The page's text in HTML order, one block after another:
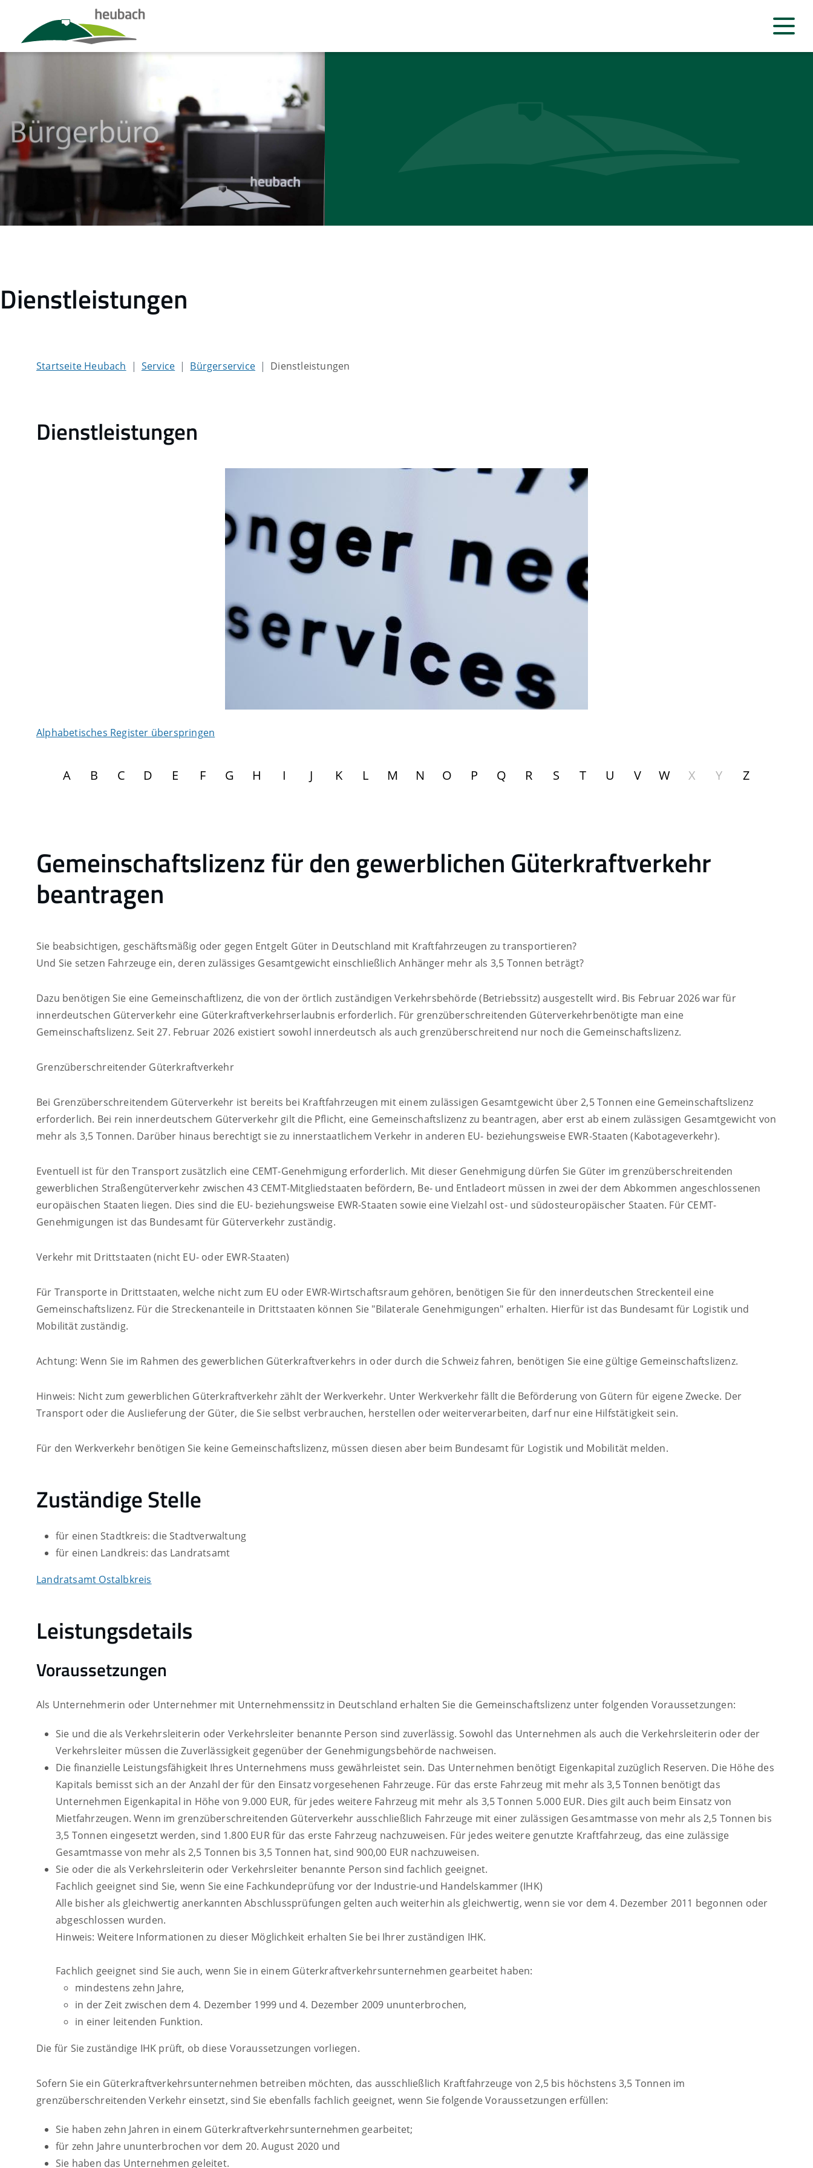
Dienstleistungen
Startseite Heubach Service Bürgerservice Dienstleistungen
Dienstleistungen
Alphabetisches Register überspringen
A B C D E F G H I J K L M N O P Q R S T U V W X Y Z
Gemeinschaftslizenz für den gewerblichen Güterkraftverkehr
beantragen
Sie beabsichtigen, geschäftsmäßig oder gegen Entgelt Güter in Deutschland mit Kraftfahrzeugen zu transportieren?
Und Sie setzen Fahrzeuge ein, deren zulässiges Gesamtgewicht einschließlich Anhänger mehr als 3,5 Tonnen beträgt?
Dazu benötigen Sie eine Gemeinschaftlizenz, die von der örtlich zuständigen Verkehrsbehörde (Betriebssitz) ausgestellt wird. Bis Februar 2026 war für
innerdeutschen Güterverkehr eine Güterkraftverkehrserlaubnis erforderlich. Für grenzüberschreitenden Güterverkehrbenötigte man eine
Gemeinschaftslizenz. Seit 27. Februar 2026 existiert sowohl innerdeutsch als auch grenzüberschreitend nur noch die Gemeinschaftslizenz.
Grenzüberschreitender Güterkraftverkehr
Bei Grenzüberschreitendem Güterverkehr ist bereits bei Kraftfahrzeugen mit einem zulässigen Gesamtgewicht über 2,5 Tonnen eine Gemeinschaftslizenz
erforderlich. Bei rein innerdeutschem Güterverkehr gilt die Pflicht, eine Gemeinschaftslizenz zu beantragen, aber erst ab einem zulässigen Gesamtgewicht von
mehr als 3,5 Tonnen. Darüber hinaus berechtigt sie zu innerstaatlichem Verkehr in anderen EU- beziehungsweise EWR-Staaten (Kabotageverkehr).
Eventuell ist für den Transport zusätzlich eine CEMT-Genehmigung erforderlich. Mit dieser Genehmigung dürfen Sie Güter im grenzüberschreitenden
gewerblichen Straßengüterverkehr zwischen 43 CEMT-Mitgliedstaaten befördern, Be- und Entladeort müssen in zwei der dem Abkommen angeschlossenen
europäischen Staaten liegen. Dies sind die EU- beziehungsweise EWR-Staaten sowie eine Vielzahl ost- und südosteuropäischer Staaten. Für CEMT-
Genehmigungen ist das Bundesamt für Güterverkehr zuständig.
Verkehr mit Drittstaaten (nicht EU- oder EWR-Staaten)
Für Transporte in Drittstaaten, welche nicht zum EU oder EWR-Wirtschaftsraum gehören, benötigen Sie für den innerdeutschen Streckenteil eine
Gemeinschaftslizenz. Für die Streckenanteile in Drittstaaten können Sie "Bilaterale Genehmigungen" erhalten. Hierfür ist das Bundesamt für Logistik und
Mobilität zuständig.
Achtung: Wenn Sie im Rahmen des gewerblichen Güterkraftverkehrs in oder durch die Schweiz fahren, benötigen Sie eine gültige Gemeinschaftslizenz.
Hinweis: Nicht zum gewerblichen Güterkraftverkehr zählt der Werkverkehr. Unter Werkverkehr fällt die Beförderung von Gütern für eigene Zwecke. Der
Transport oder die Auslieferung der Güter, die Sie selbst verbrauchen, herstellen oder weiterverarbeiten, darf nur eine Hilfstätigkeit sein.
Für den Werkverkehr benötigen Sie keine Gemeinschaftslizenz, müssen diesen aber beim Bundesamt für Logistik und Mobilität melden.
Zuständige Stelle
für einen Stadtkreis: die Stadtverwaltung
für einen Landkreis: das Landratsamt
Landratsamt Ostalbkreis
Leistungsdetails
Voraussetzungen
Als Unternehmerin oder Unternehmer mit Unternehmenssitz in Deutschland erhalten Sie die Gemeinschaftslizenz unter folgenden Voraussetzungen:
Sie und die als Verkehrsleiterin oder Verkehrsleiter benannte Person sind zuverlässig. Sowohl das Unternehmen als auch die Verkehrsleiterin oder der
Verkehrsleiter müssen die Zuverlässigkeit gegenüber der Genehmigungsbehörde nachweisen.
Die finanzielle Leistungsfähigkeit Ihres Unternehmens muss gewährleistet sein. Das Unternehmen benötigt Eigenkapital zuzüglich Reserven. Die Höhe des
Kapitals bemisst sich an der Anzahl der für den Einsatz vorgesehenen Fahrzeuge. Für das erste Fahrzeug mit mehr als 3,5 Tonnen benötigt das
Unternehmen Eigenkapital in Höhe von 9.000 EUR, für jedes weitere Fahrzeug mit mehr als 3,5 Tonnen 5.000 EUR. Dies gilt auch beim Einsatz von
Mietfahrzeugen. Wenn im grenzüberschreitenden Güterverkehr ausschließlich Fahrzeuge mit einer zulässigen Gesamtmasse von mehr als 2,5 Tonnen bis
3,5 Tonnen eingesetzt werden, sind 1.800 EUR für das erste Fahrzeug nachzuweisen. Für jedes weitere genutzte Kraftfahrzeug, das eine zulässige
Gesamtmasse von mehr als 2,5 Tonnen bis 3,5 Tonnen hat, sind 900,00 EUR nachzuweisen.
Sie oder die als Verkehrsleiterin oder Verkehrsleiter benannte Person sind fachlich geeignet.
Fachlich geeignet sind Sie, wenn Sie eine Fachkundeprüfung vor der Industrie-und Handelskammer (IHK)
Alle bisher als gleichwertig anerkannten Abschlussprüfungen gelten auch weiterhin als gleichwertig, wenn sie vor dem 4. Dezember 2011 begonnen oder
abgeschlossen wurden.
Hinweis: Weitere Informationen zu dieser Möglichkeit erhalten Sie bei Ihrer zuständigen IHK.
Fachlich geeignet sind Sie auch, wenn Sie in einem Güterkraftverkehrsunternehmen gearbeitet haben:
mindestens zehn Jahre,
in der Zeit zwischen dem 4. Dezember 1999 und 4. Dezember 2009 ununterbrochen,
in einer leitenden Funktion.
Die für Sie zuständige IHK prüft, ob diese Voraussetzungen vorliegen.
Sofern Sie ein Güterkraftverkehrsunternehmen betreiben möchten, das ausschließlich Kraftfahrzeuge von 2,5 bis höchstens 3,5 Tonnen im
grenzüberschreitenden Verkehr einsetzt, sind Sie ebenfalls fachlich geeignet, wenn Sie folgende Voraussetzungen erfüllen:
Sie haben zehn Jahren in einem Güterkraftverkehrsunternehmen gearbeitet;
für zehn Jahre ununterbrochen vor dem 20. August 2020 und
Sie haben das Unternehmen geleitet.